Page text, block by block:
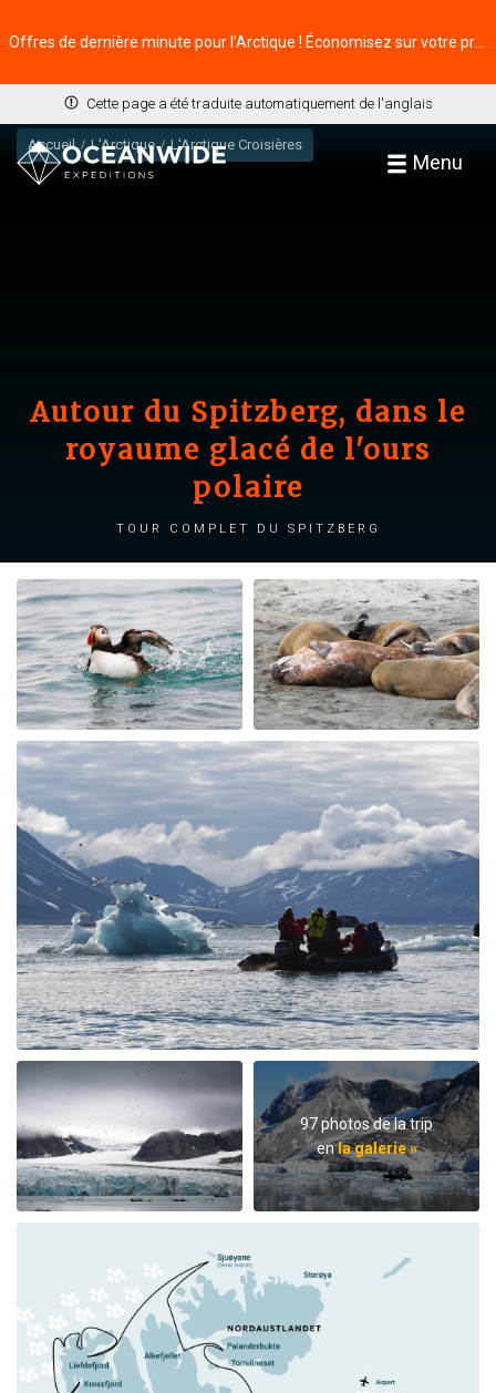
Cette page a été traduite automatiquement de l'anglais
Menu
Accueil L'Arctique L'Arctique Croisières
Autour du Spitzberg, dans le
royaume glacé de l'ours
polaire
Tour complet du Spitzberg
97 photos de la trip
enla galerie »